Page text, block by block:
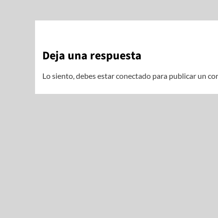
Deja una respuesta
Lo siento, debes estarconectado para publicar un